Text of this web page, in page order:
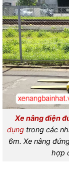
Xe nâng điện
dụng trong các
6m. Xe nâng
hợp